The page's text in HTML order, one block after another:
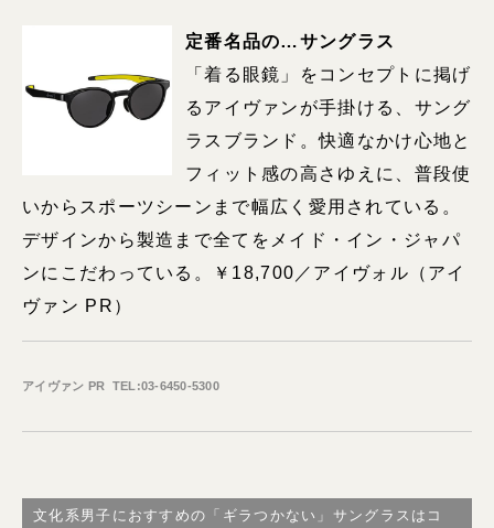
定番名品の…サングラス
「着る眼鏡」をコンセプトに掲げ
るアイヴァンが手掛ける、サング
ラスブランド。快適なかけ心地と
フィット感の高さゆえに、普段使
いからスポーツシーンまで幅広く愛用されている。
デザインから製造まで全てをメイド・イン・ジャパ
ンにこだわっている。￥18,700／アイヴォル（アイ
ヴァン PR）
アイヴァン PR ️ TEL:03-6450-5300
文化系男子におすすめの「ギラつかない」サングラスはコ